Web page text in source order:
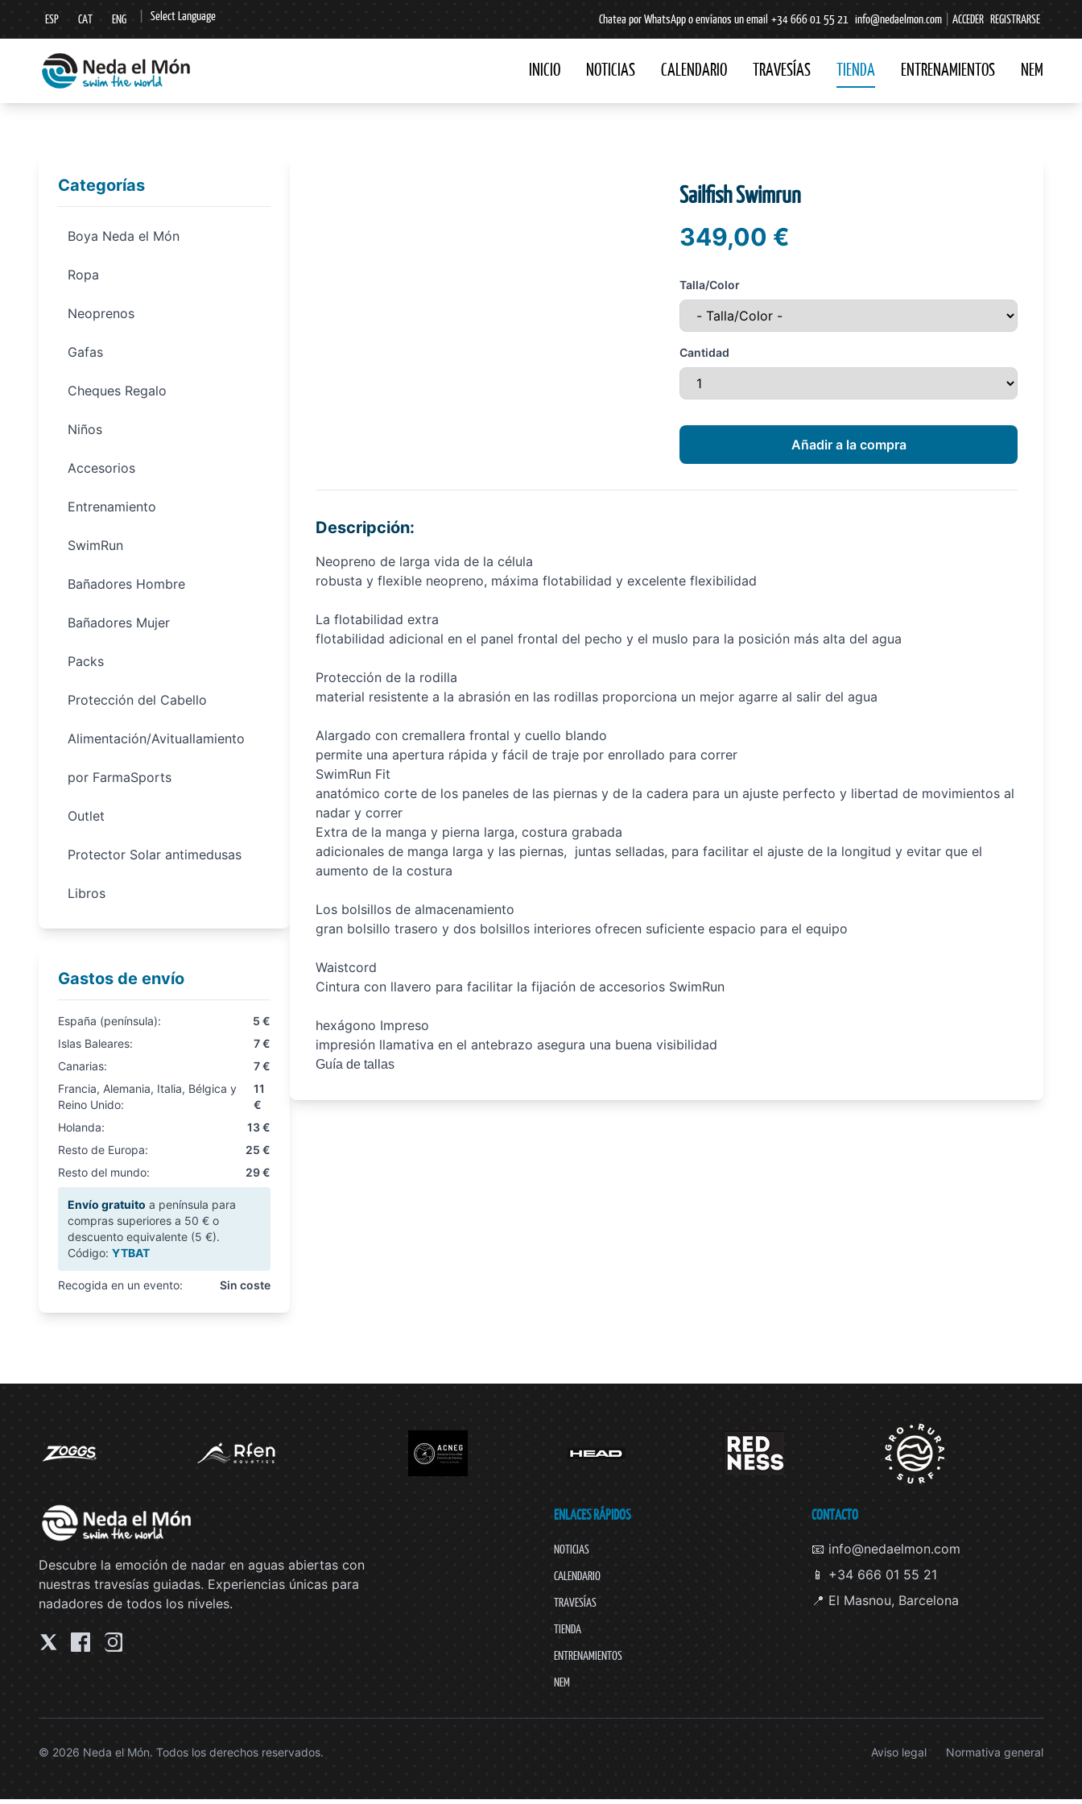
ESP CAT ENG Select Language
▼
Chatea por WhatsApp o envíanos un email +34 666 01 55 21 info@nedaelmon.com ACCEDER REGISTRARSE
INICIO NOTICIAS CALENDARIO TRAVESÍAS TIENDA ENTRENAMIENTOS NEM
Categorías
Boya Neda el Món
Ropa
Neoprenos
Gafas
Cheques Regalo
Niños
Accesorios
Entrenamiento
SwimRun
Bañadores Hombre
Bañadores Mujer
Packs
Protección del Cabello
Alimentación/Avituallamiento
por FarmaSports
Outlet
Protector Solar antimedusas
Libros
Gastos de envío
España (península):
5 €
Islas Baleares:
7 €
Canarias:
7 €
Francia, Alemania, Italia, Bélgica y
Reino Unido:
11
€
Holanda:
13 €
Resto de Europa:
25 €
Resto del mundo:
29 €
Envío gratuito a península para
compras superiores a 50 € o
descuento equivalente (5 €).
Código: YTBAT
Recogida en un evento: Sin coste
Sailfish Swimrun
349,00 €
Talla/Color
Cantidad
Descripción:
Neopreno de larga vida de la célula
robusta y flexible neopreno, máxima flotabilidad y excelente flexibilidad
La flotabilidad extra
flotabilidad adicional en el panel frontal del pecho y el muslo para la posición más alta del agua
Protección de la rodilla
material resistente a la abrasión en las rodillas proporciona un mejor agarre al salir del agua
Alargado con cremallera frontal y cuello blando
permite una apertura rápida y fácil de traje por enrollado para correr
SwimRun Fit
anatómico corte de los paneles de las piernas y de la cadera para un ajuste perfecto y libertad de movimientos al
nadar y correr
Extra de la manga y pierna larga, costura grabada
adicionales de manga larga y las piernas, juntas selladas, para facilitar el ajuste de la longitud y evitar que el
aumento de la costura
Los bolsillos de almacenamiento
gran bolsillo trasero y dos bolsillos interiores ofrecen suficiente espacio para el equipo
Waistcord
Cintura con llavero para facilitar la fijación de accesorios SwimRun
hexágono Impreso
impresión llamativa en el antebrazo asegura una buena visibilidad
Guía de tallas
Descubre la emoción de nadar en aguas abiertas con
nuestras travesías guiadas. Experiencias únicas para
nadadores de todos los niveles.
ENLACES RÁPIDOS
NOTICIAS
CALENDARIO
TRAVESÍAS
TIENDA
ENTRENAMIENTOS
NEM
CONTACTO
📧 info@nedaelmon.com
📱 +34 666 01 55 21
📍 El Masnou, Barcelona
© 2026 Neda el Món. Todos los derechos reservados. Aviso legal Normativa general